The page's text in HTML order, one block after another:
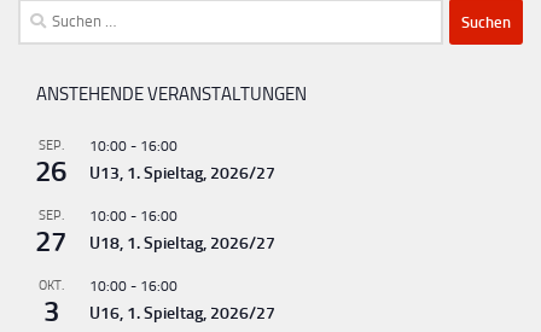
Suchen
nach:
ANSTEHENDE VERANSTALTUNGEN
SEP.
26
10:00 - 16:00
U13, 1. Spieltag, 2026/27
SEP.
27
10:00 - 16:00
U18, 1. Spieltag, 2026/27
OKT.
3
10:00 - 16:00
U16, 1. Spieltag, 2026/27